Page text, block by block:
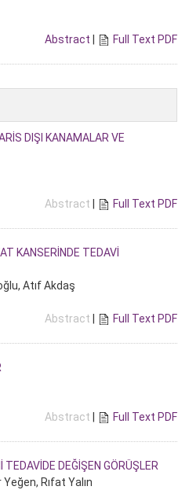
Abstract | Full Text PDF
DIŞI KANAMALAR VE
Abstract | Full Text PDF
KANSERİNDE TEDAVİ
Atıf Akdaş
Abstract | Full Text PDF
Abstract | Full Text PDF
DEĞİŞEN GÖRÜŞLER
Rıfat Yalın